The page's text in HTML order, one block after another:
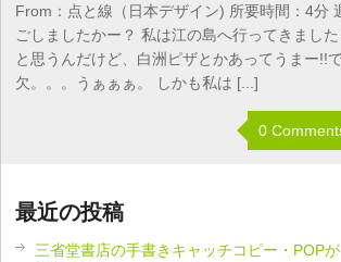
From：点と線（日本デザイン) 所要時間：4分
ごしましたかー？ 私は江の島へ行ってきまし
と思うんだけど、白洲ピザとかあってうまー!!
欠。。。うぁぁぁ。 しかも私は [...]
0
最近の投稿
三省堂書店の手書きキャッチコピー・POPが